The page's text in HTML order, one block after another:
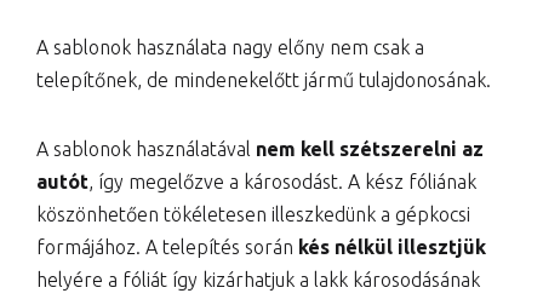
A sablonok használata nagy előny nem csak a
telepítőnek, de mindenekelőtt jármű tulajdonosának.
A sablonok használatával nem kell szétszerelni az
autót, így megelőzve a károsodást. A kész fóliának
köszönhetően tökéletesen illeszkedünk a gépkocsi
formájához. A telepítés során kés nélkül illesztjük
helyére a fóliát így kizárhatjuk a lakk károsodásának